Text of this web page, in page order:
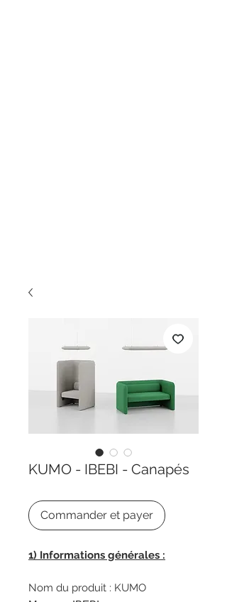
KUMO - IBEBI - Canapés
Commander et payer
1) Informations générales :
Nom du produit : KUMO